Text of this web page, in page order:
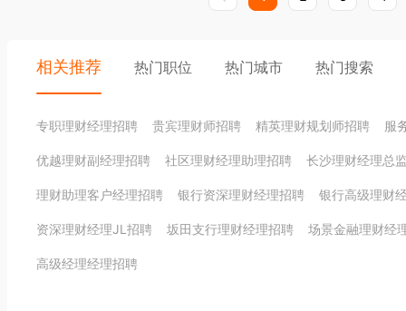
相关推荐 热门职位 热门城市 热门搜索
专职理财经理招聘 贵宾理财师招聘 精英理财规划师招聘 服
优越理财副经理招聘 社区理财经理助理招聘 长沙理财经理总
理财助理客户经理招聘 银行资深理财经理招聘 银行高级理财
资深理财经理JL招聘 坂田支行理财经理招聘 场景金融理财经
高级经理经理招聘